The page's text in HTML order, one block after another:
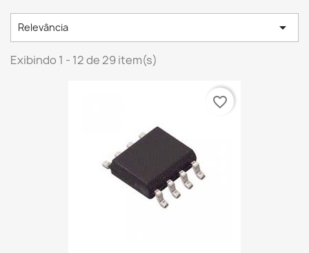
Relevância 
Exibindo 1 - 12 de 29 item(s)
favorite_border